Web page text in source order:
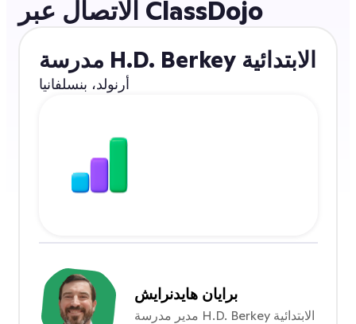
الاتصال عبر ClassDojo
مدرسة H.D. Berkey الابتدائية
أرنولد، بنسلفانيا
برايان هايدنرايش
مدير مدرسة H.D. Berkey الابتدائية